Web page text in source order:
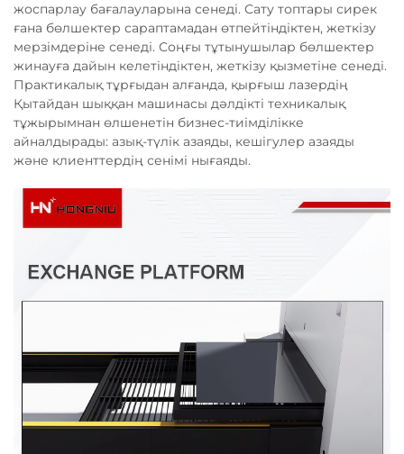
жоспарлау бағалауларына сенеді. Сату топтары сирек
ғана бөлшектер сараптамадан өтпейтіндіктен, жеткізу
мерзімдеріне сенеді. Соңғы тұтынушылар бөлшектер
жинауға дайын келетіндіктен, жеткізу қызметіне сенеді.
Практикалық тұрғыдан алғанда, қырғыш лазердің
Қытайдан шыққан машинасы дәлдікті техникалық
тұжырымнан өлшенетін бизнес-тиімділікке
айналдырады: азық-түлік азаяды, кешігулер азаяды
және клиенттердің сенімі нығаяды.